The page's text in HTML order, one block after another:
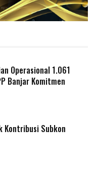
Operasional 1.061
Banjar Komitmen
Kontribusi Subkon